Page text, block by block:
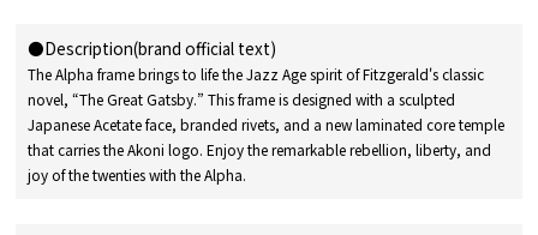
●Description(brand official text)
The Alpha frame brings to life the Jazz Age spirit of Fitzgerald's classic
novel, “The Great Gatsby.” This frame is designed with a sculpted
Japanese Acetate face, branded rivets, and a new laminated core temple
that carries the Akoni logo. Enjoy the remarkable rebellion, liberty, and
joy of the twenties with the Alpha.